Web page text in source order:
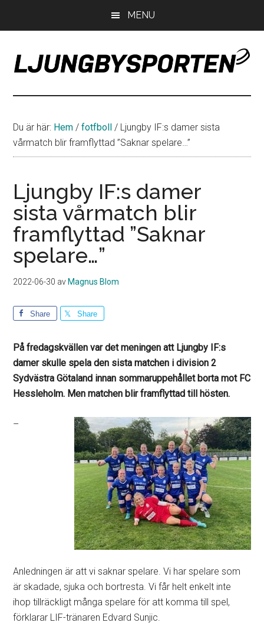
primära
sidofältet
MENU
LjungbySporten
om
Troja
Ljungby
Du är här: Hem / fotfboll / Ljungby IF:s damer sista
vårmatch blir framflyttad ”Saknar spelare…”
Ljungby IF:s damer
sista vårmatch blir
framflyttad ”Saknar
spelare…”
2022-06-30 av Magnus Blom
Share Share
På fredagskvällen var det meningen att Ljungby IF:s
damer skulle spela den sista matchen i division 2
Sydvästra Götaland innan sommaruppehållet borta mot FC
Hessleholm. Men matchen blir framflyttad till hösten.
–
Anledningen är att vi saknar spelare. Vi har spelare som
är skadade, sjuka och bortresta. Vi får helt enkelt inte
ihop tillräckligt många spelare för att komma till spel,
förklarar LIF-tränaren Edvard Sunjic.